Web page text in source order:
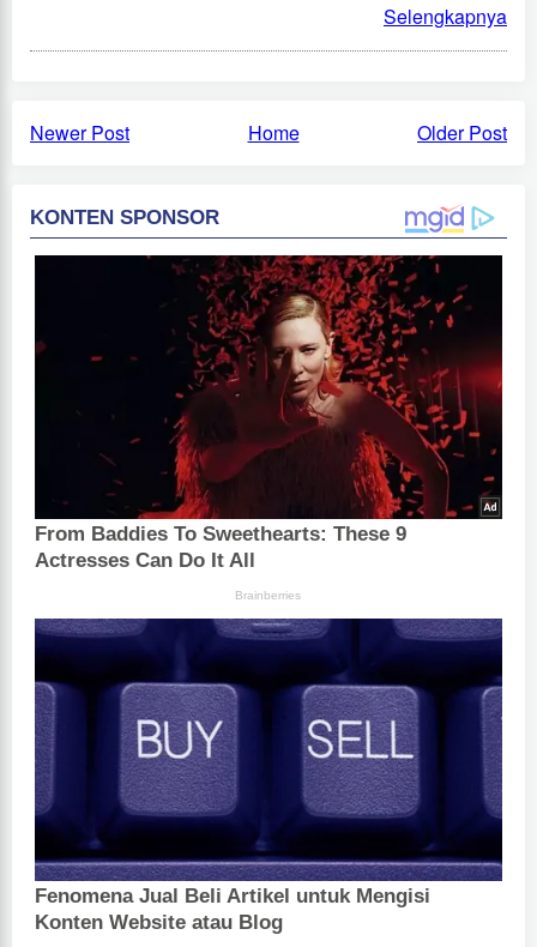
Selengkapnya
Newer Post Older Post
Home